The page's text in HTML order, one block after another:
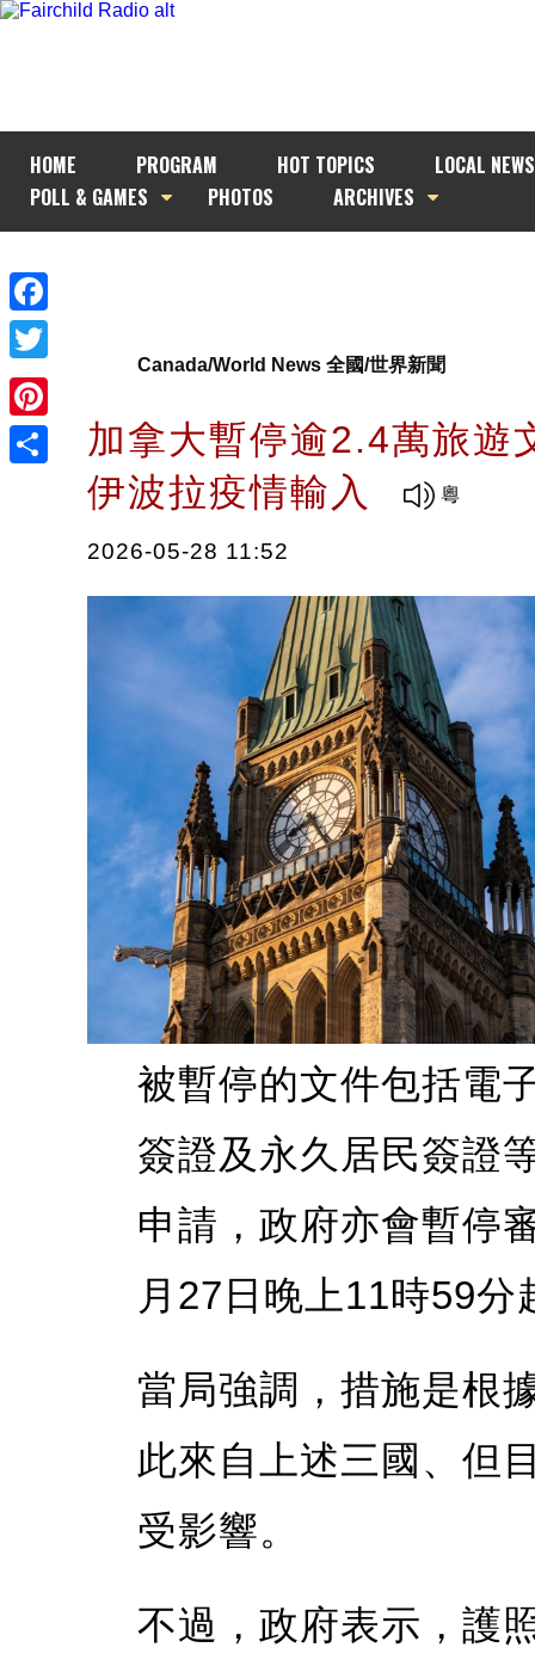
HOME PROGRAM HOT TOPICS
LOCAL NEWS
POLL & GAMES
PHOTOS ARCHIVES
Facebook
Twitter
Pinterest
Canada/World News 全國/世界新聞
加拿大暫停逾2.4萬旅
伊波拉疫情輸入
2026-05-28 11:52
被暫停的文件包括電
簽證及永久居民簽證
申請，政府亦會暫停
月27日晚上11時59
當局強調，措施是根
此來自上述三國、但
受影響。
不過，政府表示，護